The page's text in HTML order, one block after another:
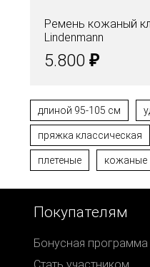
Ремень кожаный
Lindenmann
5.800 ₽
длиной 95-105 см
пряжка классическая
плетеные кожаные
Покупателям
Бонусная программа